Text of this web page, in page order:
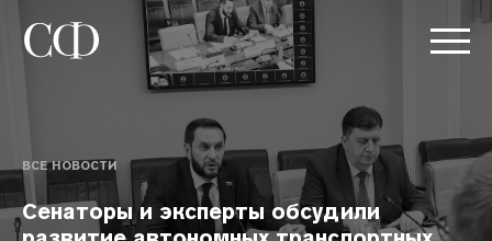
ВСЕ НОВОСТИ
Сенаторы и эксперты обсудили